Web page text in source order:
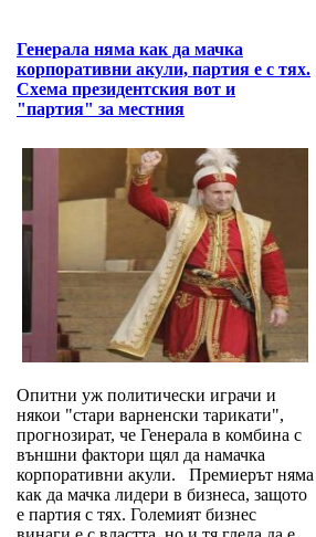
Генерала няма как да мачка
корпоративни акули, партия е с тях.
Схема президентския вот и
"партия" за местния
Опитни уж политически играчи и
някои "стари варненски тарикати",
прогнозират, че Генерала в комбина с
външни фактори щял да намачка
корпоративни акули. Премиерът няма
как да мачка лидери в бизнеса, защото
е партия с тях. Големият бизнес